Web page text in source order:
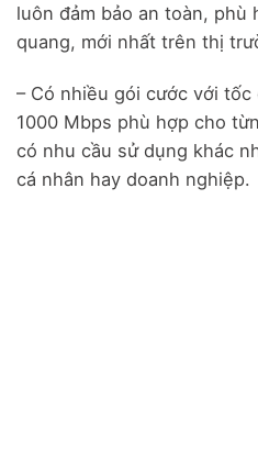
luôn đảm bảo an toàn,
quang, mới nhất trên thị
– Có nhiều gói cước với
1000 Mbps phù hợp cho
có nhu cầu sử dụng khác
cá nhân hay doanh nghiệp.